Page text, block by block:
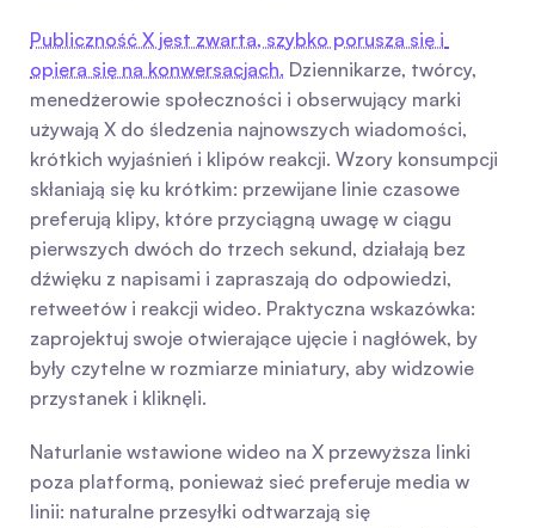
Publiczność X jest zwarta, szybko porusza się i
opiera się na konwersacjach. Dziennikarze, twórcy,
menedżerowie społeczności i obserwujący marki
używają X do śledzenia najnowszych wiadomości,
krótkich wyjaśnień i klipów reakcji. Wzory konsumpcji
skłaniają się ku krótkim: przewijane linie czasowe
preferują klipy, które przyciągną uwagę w ciągu
pierwszych dwóch do trzech sekund, działają bez
dźwięku z napisami i zapraszają do odpowiedzi,
retweetów i reakcji wideo. Praktyczna wskazówka:
zaprojektuj swoje otwierające ujęcie i nagłówek, by
były czytelne w rozmiarze miniatury, aby widzowie
przystanek i kliknęli.
Naturlanie wstawione wideo na X przewyższa linki
poza platformą, ponieważ sieć preferuje media w
linii: naturalne przesyłki odtwarzają się